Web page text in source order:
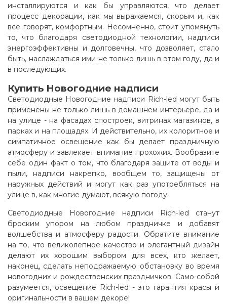
инсталлируются и как бы управляются, что делает
процесс декорации, как мы выражаемся, скорым и, как
все говорят, комфортным. Несомненно, стоит упомянуть
то, что благодаря светодиодной технологии, надписи
энергоэффективны и долговечны, что дозволяет, стало
быть, наслаждаться ими не только лишь в этом году, да и
в последующих.
Купить Новогодние надписи
Светодиодные Новогодние надписи Rich-led могут быть
применены не только лишь в домашнем интерьере, да и
на улице - на фасадах спостроек, витринах магазинов, в
парках и на площадях. И действительно, их колоритное и
симпатичное освещение как бы делает праздничную
атмосферу и завлекает внимание прохожих. Вообразите
себе один факт о том, что благодаря защите от воды и
пыли, надписи накрепко, вообщем то, защищены от
наружных действий и могут как раз употребляться на
улице в, как многие думают, всякую погоду.
Светодиодные Новогодние надписи Rich-led станут
броским упором на любом праздничке и добавят
волшебства и атмосферу радости. Обратите внимание
на то, что великолепное качество и элегантный дизайн
делают их хорошим выбором для всех, кто желает,
наконец, сделать неподражаемую обстановку во время
новогодних и рождественских праздничков. Само-собой
разумеется, освещение Rich-led - это гарантия красы и
оригинальности в вашем декоре!